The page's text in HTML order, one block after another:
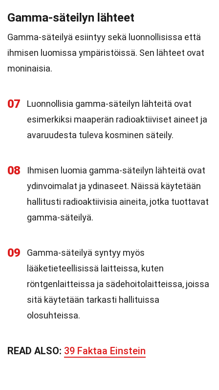
Gamma-säteilyn lähteet
Gamma-säteilyä esiintyy sekä luonnollisissa että
ihmisen luomissa ympäristöissä. Sen lähteet ovat
moninaisia.
07
Luonnollisia gamma-säteilyn lähteitä ovat
esimerkiksi maaperän radioaktiiviset aineet ja
avaruudesta tuleva kosminen säteily.
08
Ihmisen luomia gamma-säteilyn lähteitä ovat
ydinvoimalat ja ydinaseet. Näissä käytetään
hallitusti radioaktiivisia aineita, jotka tuottavat
gamma-säteilyä.
09
Gamma-säteilyä syntyy myös
lääketieteellisissä laitteissa, kuten
röntgenlaitteissa ja sädehoitolaitteissa, joissa
sitä käytetään tarkasti hallituissa
olosuhteissa.
READ ALSO: 39 Faktaa Einstein